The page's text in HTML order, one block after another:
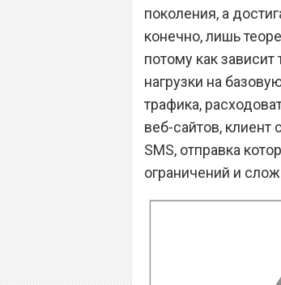
поколения, а
конечно, лишь
потому как зависит
нагрузки на
трафика,
веб-сайтов,
SMS, отправка
ограничений и